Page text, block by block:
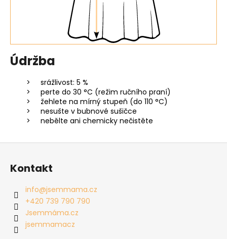
Údržba
srážlivost: 5 %
perte do 30 °C (režim ručního praní)
žehlete na mírný stupeň (do 110 °C)
nesušte v bubnové sušičce
nebělte ani chemicky nečistěte
Z
Kontakt
info@jsemmama.cz
+420 739 790 790
Jsemmáma.cz
jsemmamacz